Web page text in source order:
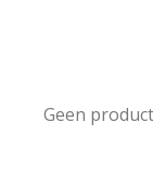
Geen